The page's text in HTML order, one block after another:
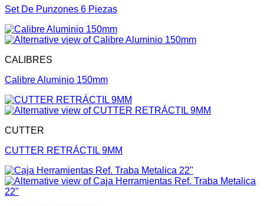
Set De Punzones 6 Piezas
CALIBRES
Calibre Aluminio 150mm
CUTTER
CUTTER RETRÁCTIL 9MM